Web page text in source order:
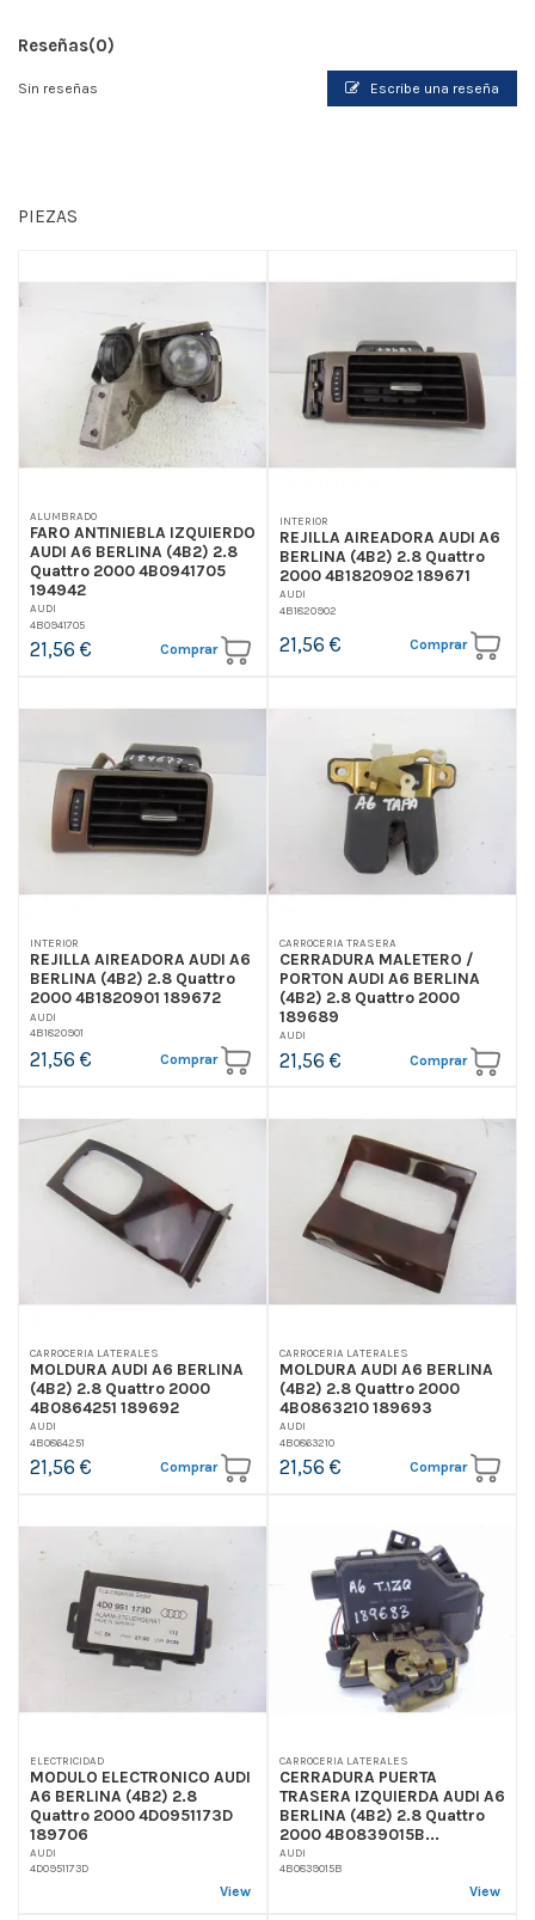
Reseñas(0)
Sin reseñas Escribe una reseña
PIEZAS
ALUMBRADO
FARO ANTINIEBLA IZQUIERDO
AUDI A6 BERLINA (4B2) 2.8
Quattro 2000 4B0941705
194942
AUDI
4B0941705
21,56 € Comprar
INTERIOR
REJILLA AIREADORA AUDI A6
BERLINA (4B2) 2.8 Quattro
2000 4B1820902 189671
AUDI
4B1820902
21,56 € Comprar
INTERIOR
REJILLA AIREADORA AUDI A6
BERLINA (4B2) 2.8 Quattro
2000 4B1820901 189672
AUDI
4B1820901
21,56 € Comprar
CARROCERIA TRASERA
CERRADURA MALETERO /
PORTON AUDI A6 BERLINA
(4B2) 2.8 Quattro 2000
189689
AUDI
21,56 € Comprar
CARROCERIA LATERALES
MOLDURA AUDI A6 BERLINA
(4B2) 2.8 Quattro 2000
4B0864251 189692
AUDI
4B0864251
21,56 € Comprar
CARROCERIA LATERALES
MOLDURA AUDI A6 BERLINA
(4B2) 2.8 Quattro 2000
4B0863210 189693
AUDI
4B0863210
21,56 € Comprar
ELECTRICIDAD
MODULO ELECTRONICO AUDI
A6 BERLINA (4B2) 2.8
Quattro 2000 4D0951173D
189706
AUDI
4D0951173D
View
CARROCERIA LATERALES
CERRADURA PUERTA
TRASERA IZQUIERDA AUDI A6
BERLINA (4B2) 2.8 Quattro
2000 4B0839015B...
AUDI
4B0839015B
View